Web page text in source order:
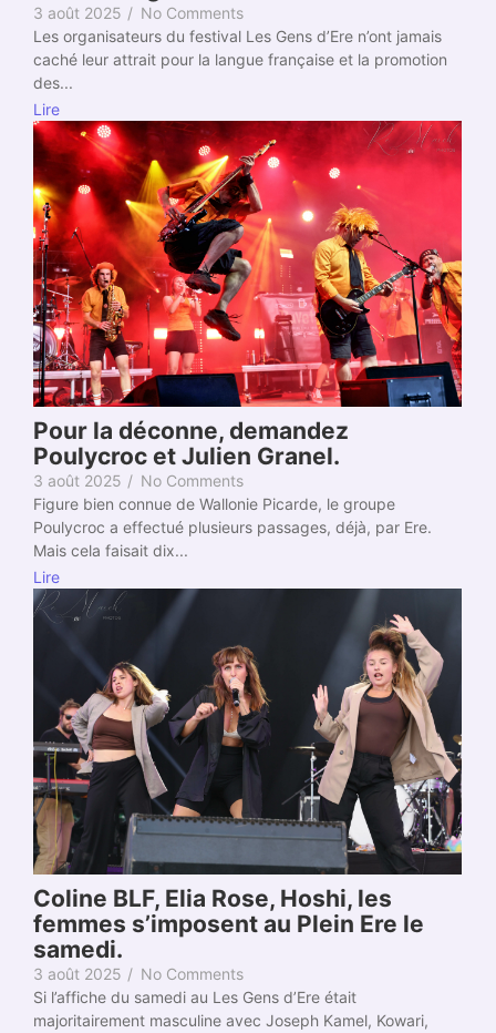
3 août 2025 / No Comments
Les organisateurs du festival Les Gens d’Ere n’ont jamais
caché leur attrait pour la langue française et la promotion
des...
Lire
Pour la déconne, demandez
Poulycroc et Julien Granel.
3 août 2025 / No Comments
Figure bien connue de Wallonie Picarde, le groupe
Poulycroc a effectué plusieurs passages, déjà, par Ere.
Mais cela faisait dix...
Lire
Coline BLF, Elia Rose, Hoshi, les
femmes s’imposent au Plein Ere le
samedi.
3 août 2025 / No Comments
Si l’affiche du samedi au Les Gens d’Ere était
majoritairement masculine avec Joseph Kamel, Kowari,